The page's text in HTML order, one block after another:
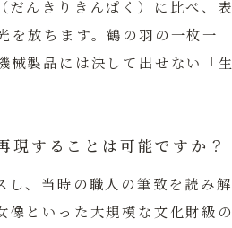
だんきりきんぱく）に比べ、表
を放ちます。鶴の羽の一枚一
械製品には決して出せない「生
現することは可能ですか？
、当時の職人の筆致を読み解
像といった大規模な文化財級の